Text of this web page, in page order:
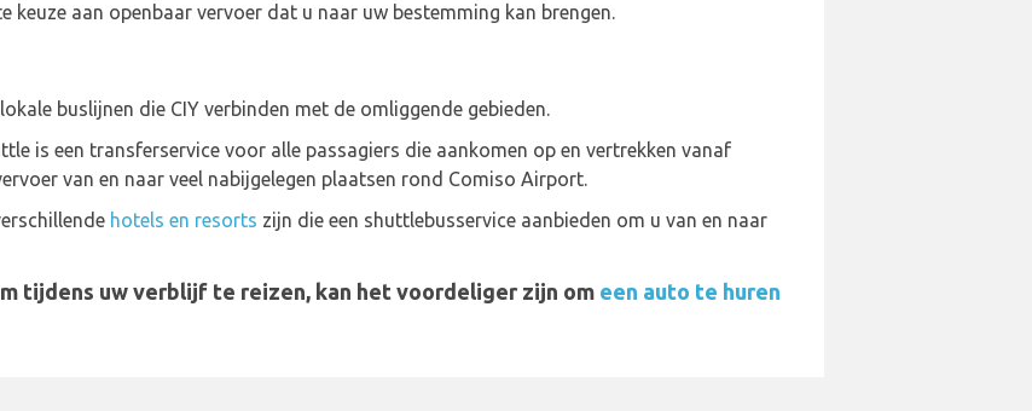
keuze aan openbaar vervoer dat u naar uw bestemming kan brengen.
buslijnen die CIY verbinden met de omliggende gebieden.
is een transferservice voor alle passagiers die aankomen op en vertrekken vanaf
van en naar veel nabijgelegen plaatsen rond Comiso Airport.
hotels en resorts zijn die een shuttlebusservice aanbieden om u van en naar
tijdens uw verblijf te reizen, kan het voordeliger zijn om een auto te huren